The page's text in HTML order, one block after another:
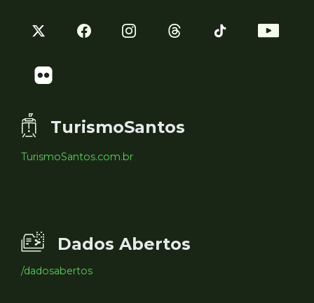
TurismoSantos
TurismoSantos.com.br
Dados Abertos
/dadosabertos